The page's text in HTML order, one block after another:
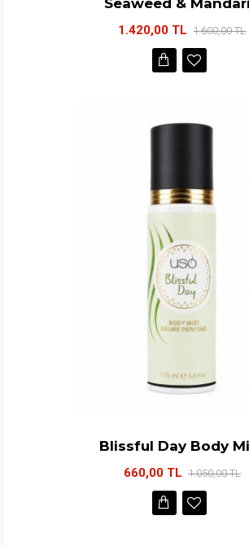
1.420,00 TL 1.600,00 TL
Blissful Day Body
660,00 TL 1.050,00 TL